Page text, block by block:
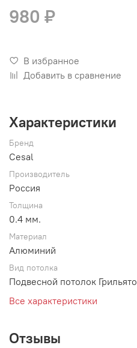
980 ₽
В избранное
Добавить в сравнение
Характеристики
Бренд
Cesal
Производитель
Россия
Толщина
0.4 мм.
Материал
Алюминий
Вид потолка
Подвесной потолок Грильято
Все характеристики
Отзывы